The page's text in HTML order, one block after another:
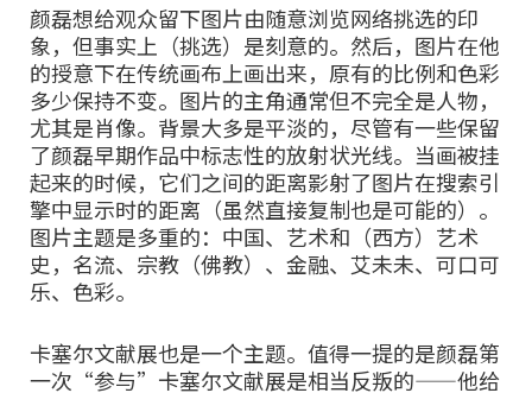
颜磊想给观众留下图片由随意浏览网络挑选的印
象，但事实上（挑选）是刻意的。然后，图片在他
的授意下在传统画布上画出来，原有的比例和色彩
多少保持不变。图片的主角通常但不完全是人物，
尤其是肖像。背景大多是平淡的，尽管有一些保留
了颜磊早期作品中标志性的放射状光线。当画被挂
起来的时候，它们之间的距离影射了图片在搜索引
擎中显示时的距离（虽然直接复制也是可能的）。
图片主题是多重的：中国、艺术和（西方）艺术
史，名流、宗教（佛教）、金融、艾未未、可口可
乐、色彩。
卡塞尔文献展也是一个主题。值得一提的是颜磊第
一次“参与”卡塞尔文献展是相当反叛的——他给